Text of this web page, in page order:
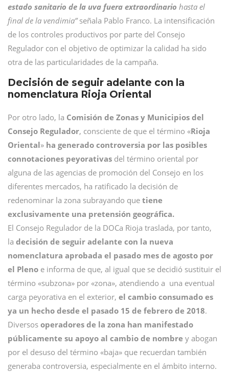
estado sanitario de la uva fuera extraordinario hasta el
final de la vendimia”señala Pablo Franco. La intensificación
de los controles productivos por parte del Consejo
Regulador con el objetivo de optimizar la calidad ha sido
otra de las particularidades de la campaña.
Decisión de seguir adelante con la
nomenclatura Rioja Oriental
Por otro lado, la Comisión de Zonas y Municipios del
Consejo Regulador, consciente de que el término «Rioja
Oriental» ha generado controversia por las posibles
connotaciones peyorativas del término oriental por
alguna de las agencias de promoción del Consejo en los
diferentes mercados, ha ratificado la decisión de
redenominar la zona subrayando que tiene
exclusivamente una pretensión geográfica.
El Consejo Regulador de la DOCa Rioja traslada, por tanto,
la decisión de seguir adelante con la nueva
nomenclatura aprobada el pasado mes de agosto por
el Pleno e informa de que, al igual que se decidió sustituir el
término «subzona» por «zona», atendiendo a una eventual
carga peyorativa en el exterior, el cambio consumado es
ya un hecho desde el pasado 15 de febrero de 2018.
Diversos operadores de la zona han manifestado
públicamente su apoyo al cambio de nombre y abogan
por el desuso del término «baja» que recuerdan también
generaba controversia, especialmente en el ámbito interno.